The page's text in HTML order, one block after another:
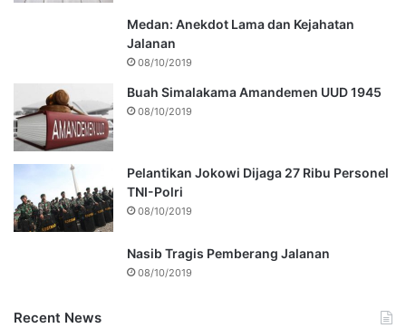
Medan: Anekdot Lama dan Kejahatan
Jalanan
08/10/2019
Buah Simalakama Amandemen UUD 1945
08/10/2019
Pelantikan Jokowi Dijaga 27 Ribu Personel
TNI-Polri
08/10/2019
Nasib Tragis Pemberang Jalanan
08/10/2019
Recent News